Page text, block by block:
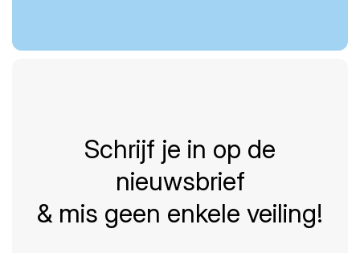
Schrijf je in op de
nieuwsbrief
& mis geen enkele veiling!